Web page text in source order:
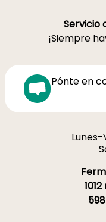
Servicio
¡Siempre
Pónte en